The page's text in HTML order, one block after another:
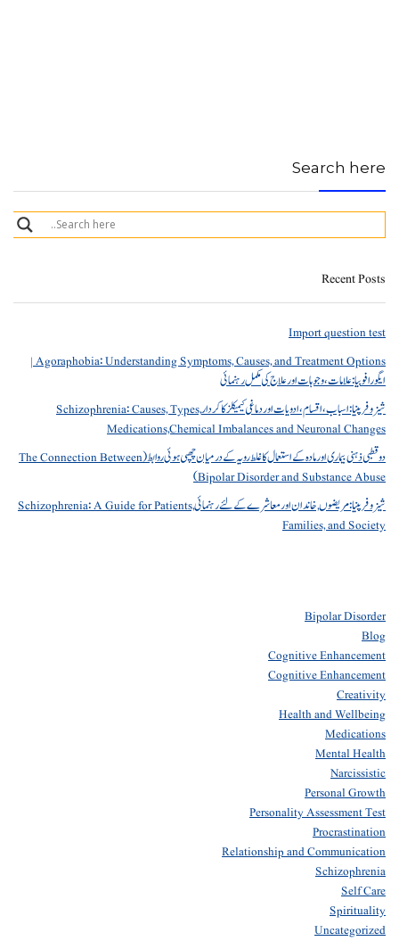
Search here
Recent Posts
Import question test
Agoraphobia: Understanding Symptoms, Causes, and Treatment Options |
ایگورافوبیا: علامات، وجوہات اور علاج کی مکمل رہنمائی
شیزوفرینیا: اسباب، اقسام، ادویات اور دماغی کیمیکلز کا کردار Schizophrenia: Causes, Types,
Medications,Chemical Imbalances and Neuronal Changes
دو قطبی ذہنی بیماری اور مادہ کے استعمال کا غلط رویہ کے درمیان چھپی ہوئی روابط (The Connection Between
Bipolar Disorder and Substance Abuse)
شیزوفرینیا: مریضوں, خاندان اور معاشرے کے لئے رہنمائی Schizophrenia: A Guide for Patients,
Families, and Society
Bipolar Disorder
Blog
Cognitive Enhancement
Cognitive Enhancement
Creativity
Health and Wellbeing
Medications
Mental Health
Narcissistic
Personal Growth
Personality Assessment Test
Procrastination
Relationship and Communication
Schizophrenia
Self Care
Spirituality
Uncategorized